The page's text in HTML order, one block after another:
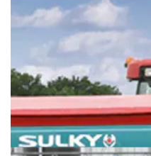
TENDANCES TECH
PLUS+1 —
d'actionneurs